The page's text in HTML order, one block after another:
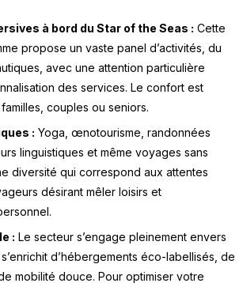
à bord du Star of the Seas : Cette
propose un vaste panel d’activités, du
avec une attention particulière
des services. Le confort est
couples ou seniors.
: Yoga, œnotourisme, randonnées
linguistiques et même voyages sans
diversité qui correspond aux attentes
désirant mêler loisirs et
: Le secteur s’engage pleinement envers
s’enrichit d’hébergements éco-labellisés, de
mobilité douce. Pour optimiser votre